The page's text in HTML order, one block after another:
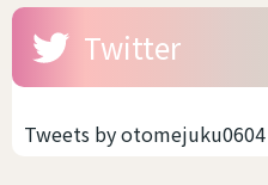
したもの、ピッタリしたもの
を選ぶと難しい 女性がメンズ
ライクや中性的な恰好をする
です。だぼだぼっとしている
から可愛いのですね。 スキニ
Twitter
Tweets by otomejuku0604